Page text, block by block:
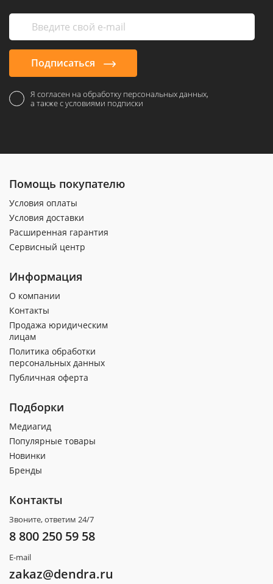
Подписаться
Я согласен на обработку персональных данных,
а также с условиями подписки
Помощь покупателю
Условия оплаты
Условия доставки
Расширенная гарантия
Сервисный центр
Информация
О компании
Контакты
Продажа юридическим
лицам
Политика обработки
персональных данных
Публичная оферта
Подборки
Медиагид
Популярные товары
Новинки
Бренды
Контакты
Звоните, ответим 24/7
8 800 250 59 58
E-mail
zakaz@dendra.ru